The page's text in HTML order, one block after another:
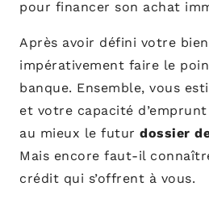
pour financer son achat
Après avoir défini votre
impérativement faire le
banque. Ensemble, vous
et votre capacité
au mieux le futur dossier
Mais encore faut-il
crédit qui s’offrent à vous.